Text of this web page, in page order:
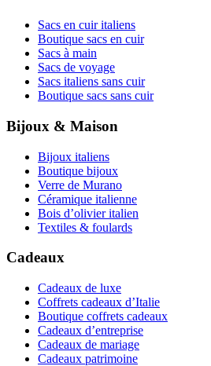
Sacs en cuir italiens
Boutique sacs en cuir
Sacs à main
Sacs de voyage
Sacs italiens sans cuir
Boutique sacs sans cuir
Bijoux & Maison
Bijoux italiens
Boutique bijoux
Verre de Murano
Céramique italienne
Bois d’olivier italien
Textiles & foulards
Cadeaux
Cadeaux de luxe
Coffrets cadeaux d’Italie
Boutique coffrets cadeaux
Cadeaux d’entreprise
Cadeaux de mariage
Cadeaux patrimoine